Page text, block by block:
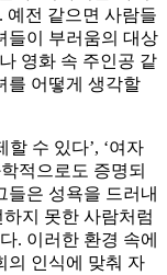
예전 같으면 사람들
들이 부러움의 대상
영화 속 주인공 같
를 어떻게 생각할
수 있다’, ‘여자
적으로도 증명되
들은 성욕을 드러내
지 못한 사람처럼
. 이러한 환경 속에
의 인식에 맞춰 자